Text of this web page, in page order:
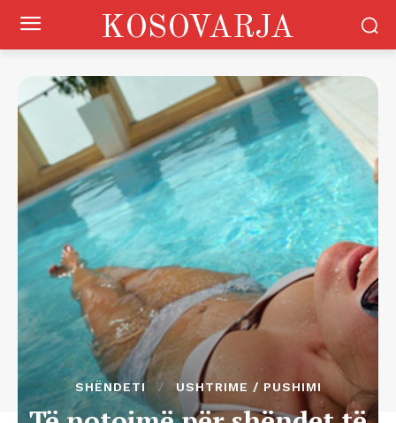
KOSOVARJA
SHËNDETI USHTRIME / PUSHIMI